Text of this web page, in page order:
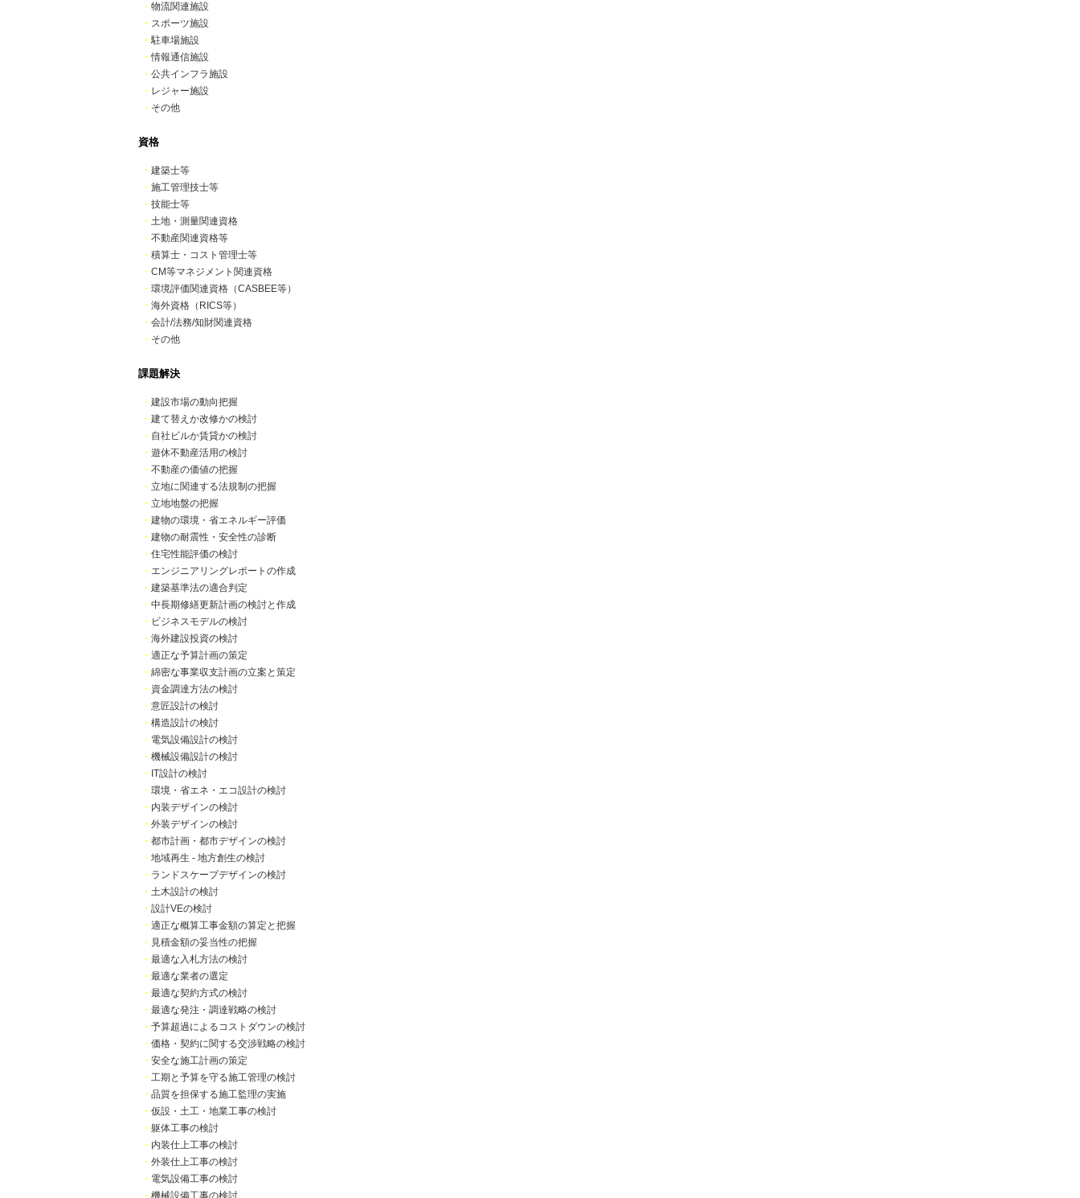
・ 物流関連施設
・ スポーツ施設
・駐車場施設
・情報通信施設
・ 公共インフラ施設
・ レジャー施設
・ その他
資格
・ 建築士等
・ 施工管理技士等
・ 技能士等
・ 土地・測量関連資格
・ 不動産関連資格等
・ 積算士・コスト管理士等
・ CM等マネジメント関連資格
・ 環境評価関連資格（CASBEE等）
・ 海外資格（RICS等）
・ 会計/法務/知財関連資格
・ その他
課題解決
・ 建設市場の動向把握
・ 建て替えか改修かの検討
・ 自社ビルか賃貸かの検討
・ 遊休不動産活用の検討
・ 不動産の価値の把握
・ 立地に関連する法規制の把握
・ 立地地盤の把握
・ 建物の環境・省エネルギー評価
・ 建物の耐震性・安全性の診断
・ 住宅性能評価の検討
・ エンジニアリングレポートの作成
・ 建築基準法の適合判定
・ 中長期修繕更新計画の検討と作成
・ ビジネスモデルの検討
・ 海外建設投資の検討
・ 適正な予算計画の策定
・ 綿密な事業収支計画の立案と策定
・ 資金調達方法の検討
・ 意匠設計の検討
・ 構造設計の検討
・ 電気設備設計の検討
・ 機械設備設計の検討
・ IT設計の検討
・ 環境・省エネ・エコ設計の検討
・ 内装デザインの検討
・ 外装デザインの検討
・ 都市計画・都市デザインの検討
・ 地域再生 - 地方創生の検討
・ ランドスケープデザインの検討
・ 土木設計の検討
・ 設計VEの検討
・ 適正な概算工事金額の算定と把握
・ 見積金額の妥当性の把握
・ 最適な入札方法の検討
・ 最適な業者の選定
・ 最適な契約方式の検討
・ 最適な発注・調達戦略の検討
・ 予算超過によるコストダウンの検討
・ 価格・契約に関する交渉戦略の検討
・ 安全な施工計画の策定
・ 工期と予算を守る施工管理の検討
・ 品質を担保する施工監理の実施
・ 仮設・土工・地業工事の検討
・ 躯体工事の検討
・ 内装仕上工事の検討
・ 外装仕上工事の検討
・ 電気設備工事の検討
・ 機械設備工事の検討